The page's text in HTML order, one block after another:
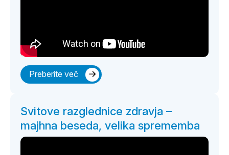
Preberite več
Svitove razglednice zdravja –
majhna beseda, velika sprememba